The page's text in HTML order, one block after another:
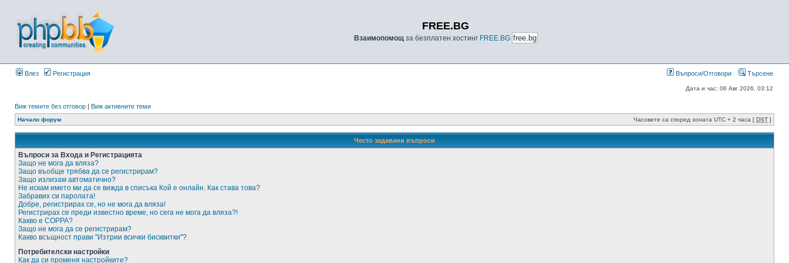
FREE.BG
Взаимопомощза безплатен хостинг FREE.BG
Влез Регистрация Въпроси/Отговори Търсене
Дата и час: 06 Авг 2026, 03:12
Виж темите без отговор | Виж активните теми
Начало форум Часовете са според зоната UTC + 2 часа [ DST ]
Често задавани въпроси
Въпроси за Входа и Регистрацията
Защо не мога да вляза?
Защо въобще трябва да се регистрирам?
Защо излизам автоматично?
Не искам името ми да се вижда в списъка Кой е онлайн. Как става това?
Забравих си паролата!
Добре, регистрирах се, но не мога да вляза!
Регистрирах се преди известно време, но сега не мога да вляза?!
Какво е COPPA?
Защо не мога да се регистрирам?
Какво всъщност прави "Изтрии всички бисквитки"?
Потребителски настройки
Как да си променя настройките?